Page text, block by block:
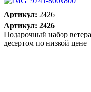
Артикул: 2426
Артикул: 2426
Подарочный набор
десертом по низкой цене